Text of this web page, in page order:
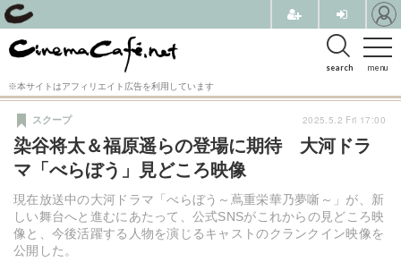
menu
search
※本サイトはアフィリエイト広告を利用しています
染谷将太＆福原遥らの登場に期待 大河ドラ
マ「べらぼう」見どころ映像
現在放送中の大河ドラマ「べらぼう～蔦重栄華乃夢噺～」が、新
しい舞台へと進むにあたって、公式SNSがこれからの見どころ映
像と、今後活躍する人物を演じるキャストのクランクイン映像を
公開した。
スクープ 2025.5.2 Fri 17:00